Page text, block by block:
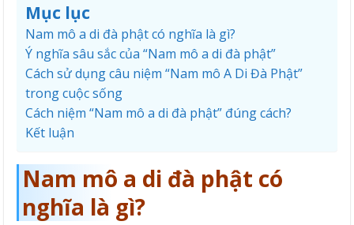
Mục lục
Nam mô a di đà phật có nghĩa là gì?
Ý nghĩa sâu sắc của “Nam mô a di đà phật”
Cách sử dụng câu niệm “Nam mô A Di Đà Phật”
trong cuộc sống
Cách niệm “Nam mô a di đà phật” đúng cách?
Kết luận
Nam mô a di đà phật có
nghĩa là gì?